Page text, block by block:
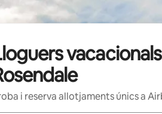
i reserva allotjaments únics a